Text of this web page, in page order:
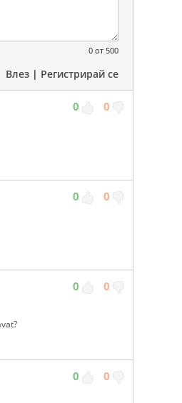
0 от 500
Влез | Регистрирай се
0 0
0 0
0 0
0 0